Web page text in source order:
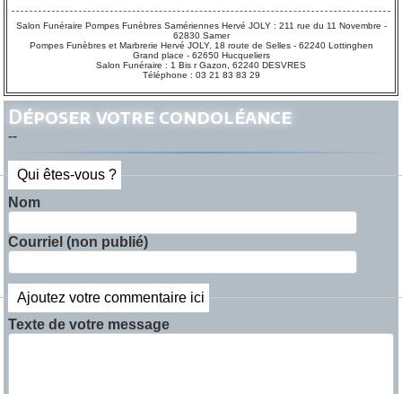
Salon Funéraire Pompes Funèbres Samériennes Hervé JOLY : 211 rue du 11 Novembre -
62830 Samer
Pompes Funèbres et Marbrerie Hervé JOLY, 18 route de Selles - 62240 Lottinghen
Grand place - 62650 Hucqueliers
Salon Funéraire : 1 Bis r Gazon, 62240 DESVRES
Téléphone : 03 21 83 83 29
Déposer votre condoléance
--
Qui êtes-vous ?
Nom
Courriel (non publié)
Ajoutez votre commentaire ici
Texte de votre message